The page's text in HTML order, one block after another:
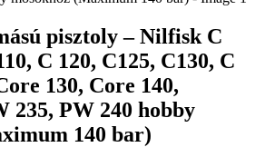
pisztoly – Nilfisk C
C 120, C125, C130, C
130, Core 140,
235, PW 240 hobby
140 bar)